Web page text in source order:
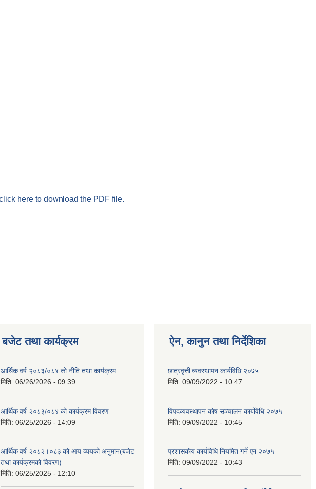
click here to download the PDF file.
बजेट तथा कार्यक्रम
आर्थिक वर्ष २०८३/०८४ को नीति तथा कार्यक्रम
मिति: 06/26/2026 - 09:39
आर्थिक वर्ष २०८३/०८४ को कार्यक्रम विवरण
मिति: 06/25/2026 - 14:09
आर्थिक वर्ष २०८२।०८३ को आय व्ययको अनुमान(बजेट
तथा कार्यक्रमको विवरण)
मिति: 06/25/2025 - 12:10
ऐन, कानुन तथा निर्देशिका
छात्रवृत्ती व्यवस्थापन कार्यविधि २०७५
मिति: 09/09/2022 - 10:47
विपदव्यवस्थापन काेष सञ्चालन कार्यविधि २०७५
मिति: 09/09/2022 - 10:45
प्रशासकीय कार्यविधि नियमित गर्ने एन २०७५
मिति: 09/09/2022 - 10:43